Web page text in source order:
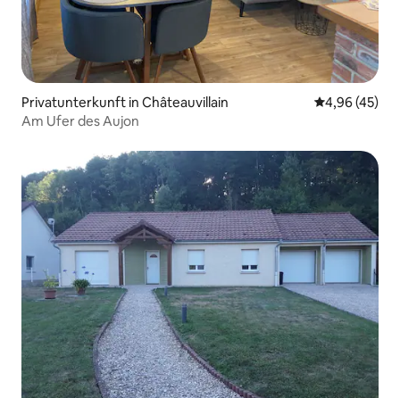
Privatunterkunft in Châteauvillain
4,96 (45)
Am Ufer des Aujon